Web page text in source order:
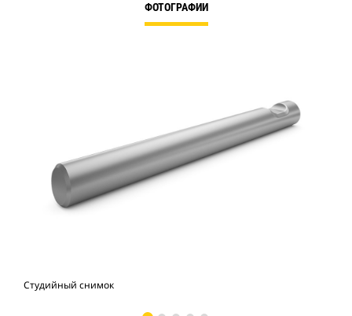
ФОТОГРАФИИ
Студийный снимок